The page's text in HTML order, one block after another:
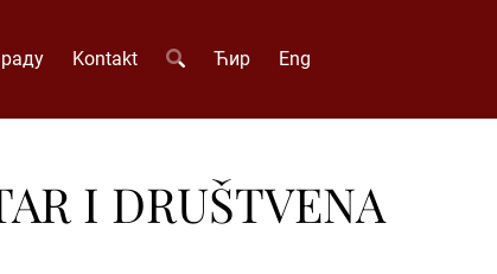
Kontakt Ћир Eng
I DRUŠTVENA